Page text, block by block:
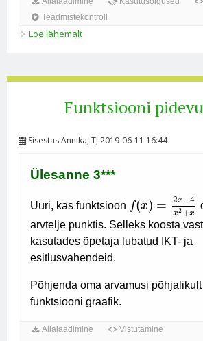
Loe lähemalt
Funktsiooni
SisestasAnnika, T, 2019-06-11 16:44